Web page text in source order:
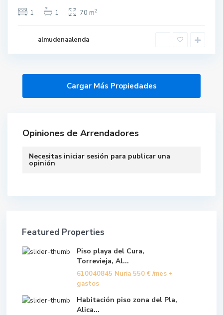
1
1 70 m2
almudenaalenda
Opiniones de Arrendadores
Necesitas iniciar sesión para publicar una
opinión
Featured Properties
Piso playa del Cura,
Torrevieja, Al...
610040845 Nuria 550 € /mes +
gastos
Habitación piso zona del Pla,
Alica...